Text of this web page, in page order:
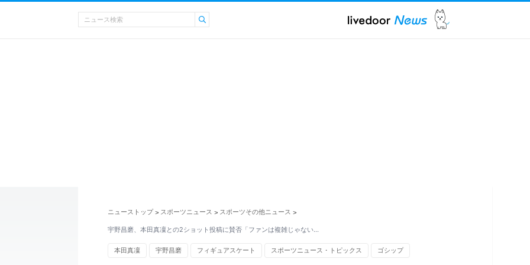
ニューストップ > スポーツニュース > スポーツその他ニュース >
宇野昌磨、本田真凜との2ショット投稿に賛否「ファンは複雑じゃない…
本田真凜 宇野昌磨 フィギュアスケート スポーツニュース・トピックス ゴシップ